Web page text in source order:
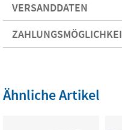
VERSANDDATEN
Ähnliche Artikel